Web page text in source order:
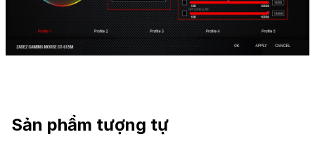
Sản phẩm tượng tự